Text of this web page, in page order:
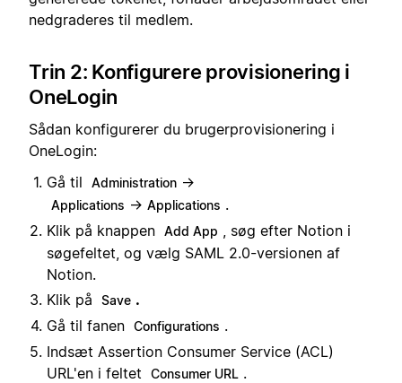
nedgraderes til medlem.
Trin 2: Konfigurere provisionering i
OneLogin
Sådan konfigurerer du brugerprovisionering i
OneLogin:
Gå til
Administration →
Applications → Applications .
Klik på knappen Add App
, søg efter Notion i
søgefeltet, og vælg SAML 2.0-versionen af
Notion.
Klik på
Save .
Gå til fanen Configurations .
Indsæt Assertion Consumer Service (ACL)
URL'en i feltet
Consumer URL .